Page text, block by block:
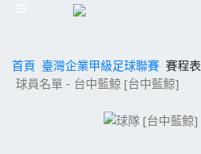
首頁 臺灣企業甲級足球聯賽 賽程表
球員名單 - 台中藍鯨 [台中藍鯨]